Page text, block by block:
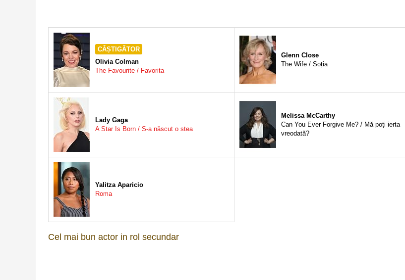
CÂȘTIGĂTOR
Olivia Colman
The Favourite / Favorita
Glenn Close
The Wife / Soția
Lady Gaga
A Star Is Born / S-a născut o stea
Melissa McCarthy
Can You Ever Forgive Me? / Mă poți ierta
vreodată?
Yalitza Aparicio
Roma
Cel mai bun actor in rol secundar